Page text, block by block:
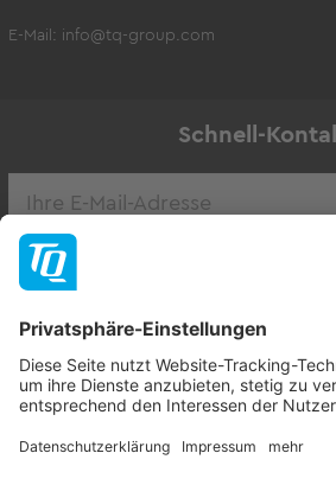
E-Mail: info@tq-group.com
Schnell-
Zur
Follow TQ-